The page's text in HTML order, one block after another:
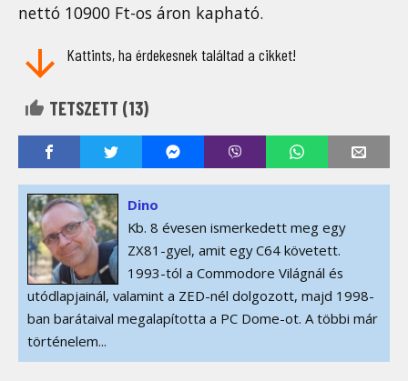
nettó 10900 Ft-os áron kapható.
Kattints, ha érdekesnek találtad a cikket!
TETSZETT (13)
Dino
Kb. 8 évesen ismerkedett meg egy
ZX81-gyel, amit egy C64 követett.
1993-tól a Commodore Világnál és
utódlapjainál, valamint a ZED-nél dolgozott, majd 1998-
ban barátaival megalapította a PC Dome-ot. A többi már
történelem...